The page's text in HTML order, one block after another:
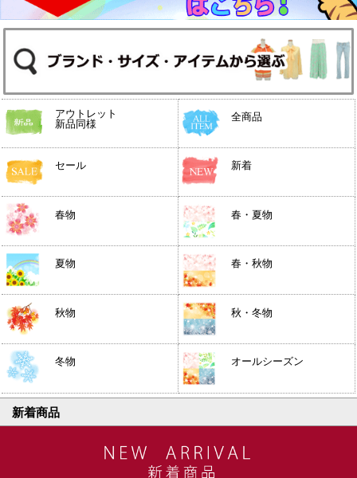
アウトレット
新品同様
全商品
セール 新着
春物 春・夏物
夏物 春・秋物
秋物 秋・冬物
冬物 オールシーズン
新着商品